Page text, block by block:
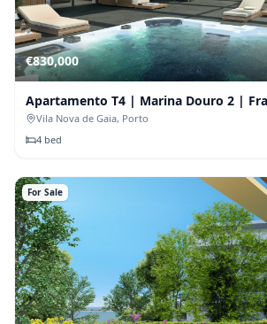
€830,000
Apartamento T4 | Marina Douro 2 |
Vila Nova de Gaia, Porto
4 bed
For Sale